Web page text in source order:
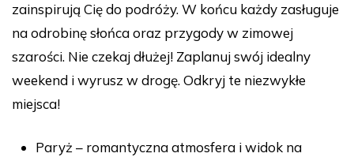
zainspirują Cię do podróży. W końcu każdy zasługuje
na odrobinę słońca oraz przygody w zimowej
szarości. Nie czekaj dłużej! Zaplanuj swój idealny
weekend i wyrusz w drogę. Odkryj te niezwykłe
miejsca!
Paryż – romantyczna atmosfera i widok na